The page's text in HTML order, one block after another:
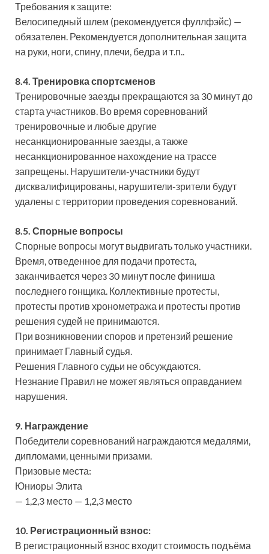
Требования к защите:
Велосипедный шлем (рекомендуется фуллфэйс) —
обязателен. Рекомендуется дополнительная защита
на руки, ноги, спину, плечи, бедра и т.п..
8.4. Тренировка спортсменов
Тренировочные заезды прекращаются за 30 минут до
старта участников. Во время соревнований
тренировочные и любые другие
несанкционированные заезды, а также
несанкционированное нахождение на трассе
запрещены. Нарушители-участники будут
дисквалифицированы, нарушители-зрители будут
удалены с территории проведения соревнований.
8.5. Спорные вопросы
Спорные вопросы могут выдвигать только участники.
Время, отведенное для подачи протеста,
заканчивается через 30 минут после финиша
последнего гонщика. Коллективные протесты,
протесты против хронометража и протесты против
решения судей не принимаются.
При возникновении споров и претензий решение
принимает Главный судья.
Решения Главного судьи не обсуждаются.
Незнание Правил не может являться оправданием
нарушения.
9. Награждение
Победители соревнований награждаются медалями,
дипломами, ценными призами.
Призовые места:
Юниоры Элита
— 1,2,3 место — 1,2,3 место
10. Регистрационный взнос:
В регистрационный взнос входит стоимость подъёма